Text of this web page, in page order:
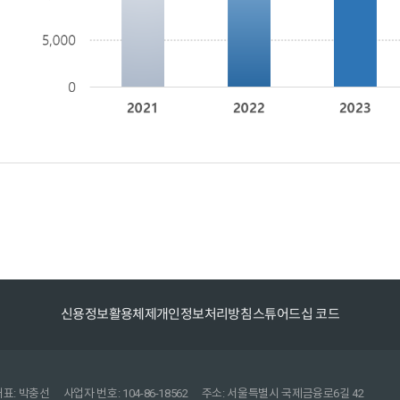
신용정보활용체제 개인정보처리방침스튜어드십 코드
표: 박충선 사업자 번호: 104-86-18562 주소: 서울특별시 국제금융로6길 42